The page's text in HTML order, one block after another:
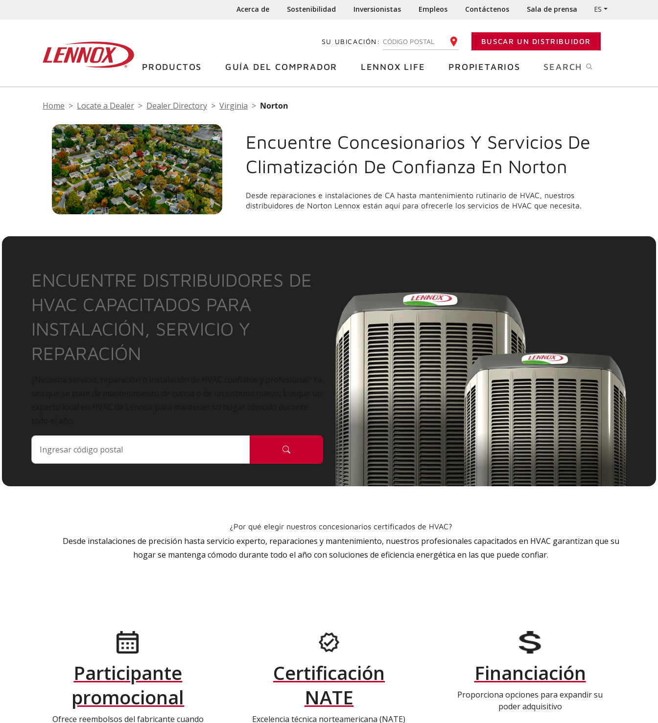
Acerca de Sostenibilidad Inversionistas Empleos Contáctenos Sala de prensa ES
SU UBICACIÓN: INGRESE SU CÓDIGO POSTAL BUSCAR UN DISTRIBUIDOR
PRODUCTOS GUÍA DEL COMPRADOR LENNOX LIFE PROPIETARIOS SEARCH
Home Locate a Dealer Dealer Directory Virginia Norton
Encuentre Concesionarios Y Servicios De
Climatización De Confianza En Norton
Desde reparaciones e instalaciones de CA hasta mantenimiento rutinario de HVAC, nuestros
distribuidores de Norton Lennox están aquí para ofrecerle los servicios de HVAC que necesita.
ENCUENTRE DISTRIBUIDORES DE
HVAC CAPACITADOS PARA
INSTALACIÓN, SERVICIO Y
REPARACIÓN
¿Por qué elegir nuestros concesionarios certificados de HVAC?
Desde instalaciones de precisión hasta servicio experto, reparaciones y mantenimiento, nuestros profesionales capacitados en HVAC garantizan que su
hogar se mantenga cómodo durante todo el año con soluciones de eficiencia energética en las que puede confiar.
Participante
promocional
Ofrece reembolsos del fabricante cuando
Certificación
NATE
Excelencia técnica norteamericana (NATE)
Financiación
Proporciona opciones para expandir su
poder adquisitivo